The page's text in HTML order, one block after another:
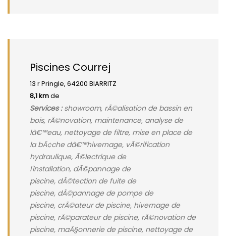
Piscines Courrej
13 r Pringle, 64200 BIARRITZ
8,1 kmde
Services :showroom, rÃ©alisation de bassin en
bois, rÃ©novation, maintenance, analyse de
lâ€™eau, nettoyage de filtre, mise en place de
la bÃ¢che dâ€™hivernage, vÃ©rification
hydraulique, Ã©lectrique de
l'installation, dÃ©pannage de
piscine, dÃ©tection de fuite de
piscine, dÃ©pannage de pompe de
piscine, crÃ©ateur de piscine, hivernage de
piscine, rÃ©parateur de piscine, rÃ©novation de
piscine, maÃ§onnerie de piscine, nettoyage de